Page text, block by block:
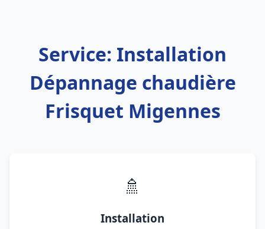
Service: Installation
Dépannage chaudière
Frisquet Migennes
🚿
Installation